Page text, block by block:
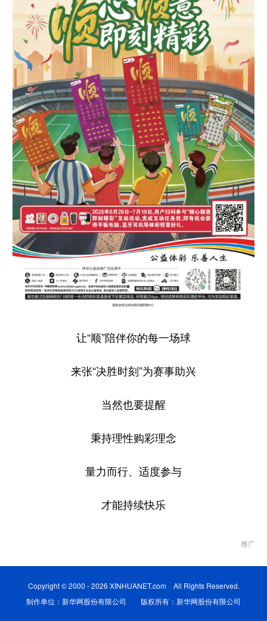
让“顺”陪伴你的每一场球
来张“决胜时刻”为赛事助兴
当然也要提醒
秉持理性购彩理念
量力而行、适度参与
才能持续快乐
推广
Copyright © 2000 - 2026 XINHUANET.com All Rights Reserved.
制作单位：新华网股份有限公司 版权所有：新华网股份有限公司